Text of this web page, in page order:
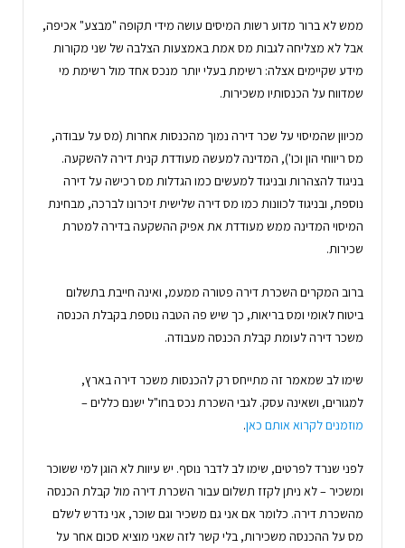
ממש לא ברור מדוע רשות המיסים עושה מידי תקופה "מבצע" אכיפה,
אבל לא מצליחה לגבות מס אמת באמצעות הצלבה של שני מקורות
מידע שקיימים אצלה: רשימת בעלי יותר מנכס אחד מול רשימת מי
שמדווח על הכנסותיו משכירות.
מכיוון שהמיסוי על שכר דירה נמוך מהכנסות אחרות (מס על עבודה,
מס ריווחי הון וכו'), המדינה למעשה מעודדת קנית דירה להשקעה.
בניגוד להצהרות ובניגוד למעשים כמו הגדלות מס רכישה על דירה
נוספת, ובניגוד לכוונות כמו מס דירה שלישית זיכרונו לברכה, מבחינת
המיסוי המדינה ממש מעודדת את אפיק ההשקעה בדירה למטרת
שכירות.
ברוב המקרים השכרת דירה פטורה ממעמ, ואינה חייבת בתשלום
ביטוח לאומי ומס בריאות, כך שיש פה הטבה נוספת בקבלת הכנסה
משכר דירה לעומת קבלת הכנסה מעבודה.
שימו לב שמאמר זה מתייחס רק להכנסות משכר דירה בארץ,
למגורים, ושאינה עסק. לגבי השכרת נכס בחו"ל ישנם כללים –
מוזמנים לקרוא אותם כאן.
לפני שנרד לפרטים, שימו לב לדבר נוסף. יש עיוות לא הוגן למי ששוכר
ומשכיר – לא ניתן לקזז תשלום עבור השכרת דירה מול קבלת הכנסה
מהשכרת דירה. כלומר אם אני גם משכיר וגם שוכר, אני נדרש לשלם
מס על ההכנסה משכירות, בלי קשר לזה שאני מוציא סכום אחר על